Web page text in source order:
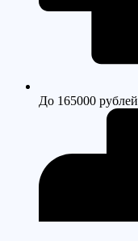
До 165000 рублей